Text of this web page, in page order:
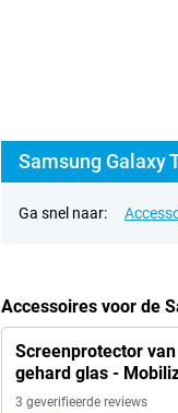
Samsung Galaxy
Ga snel naar:
Accessoires voor de
Screenprotector van
gehard glas -
3 geverifieerde reviews